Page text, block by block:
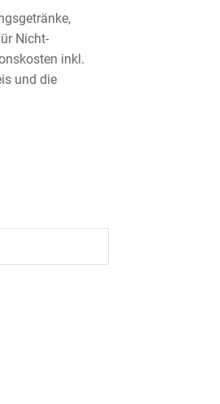
Nicht-
inkl.
und die